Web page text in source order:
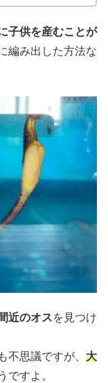
子供を産むことが
編み出した方法な
近のオスを見つけ
不思議ですが、 大
ですよ。